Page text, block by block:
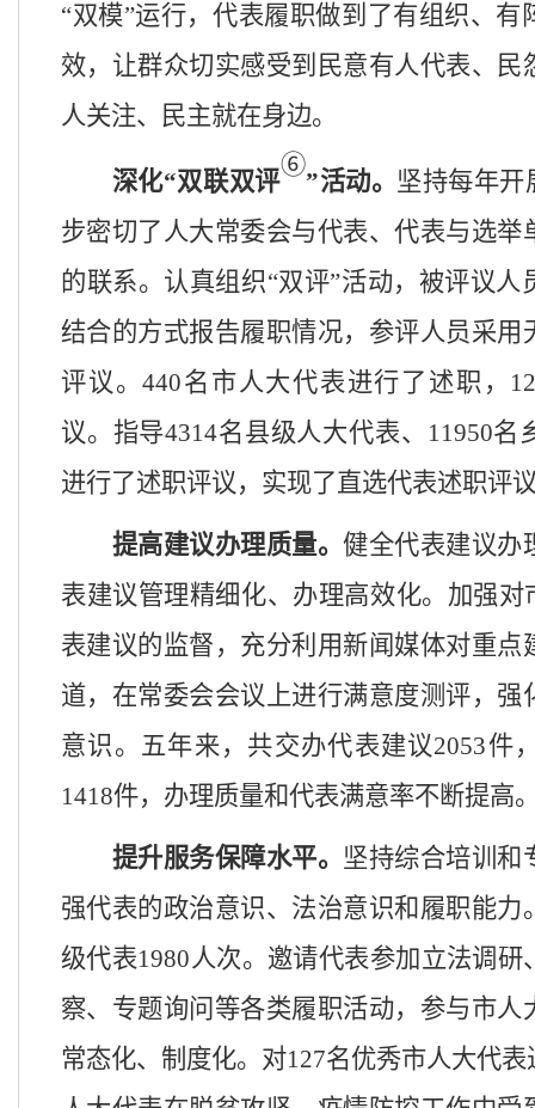
“双模”运行，代表履职做到了有组织、有
效，让群众切实感受到民意有人代表、民
人关注、民主就在身边。
深化“双联双评
⑥
”活动。 坚持每年开
步密切了人大常委会与代表、代表与选举
的联系。认真组织“双评”活动，被评议人
结合的方式报告履职情况，参评人员采用
评议。440名市人大代表进行了述职，
议。指导4314名县级人大代表、11950名
进行了述职评议，实现了直选代表述职评
提高建议办理质量。健全代表建议办
表建议管理精细化、办理高效化。加强对
表建议的监督，充分利用新闻媒体对重点
道，在常委会会议上进行满意度测评，强
意识。五年来，共交办代表建议2053件
1418件，办理质量和代表满意率不断提高
提升服务保障水平。 坚持综合培训和
强代表的政治意识、法治意识和履职能力
级代表1980人次。邀请代表参加立法调研
察、专题询问等各类履职活动，参与市人
常态化、制度化。对127名优秀市人大代